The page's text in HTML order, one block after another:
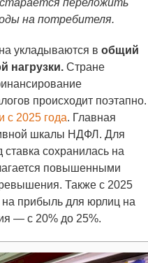
старается переложить
на потребителя.
укладываются в общий
нагрузки. Стране
происходит поэтапно.
с 2025 года. Главная
шкалы НДФЛ. Для
сохранилась на
повышенными
Также с 2025
на прибыль для юрлиц на
— с 20% до 25%.